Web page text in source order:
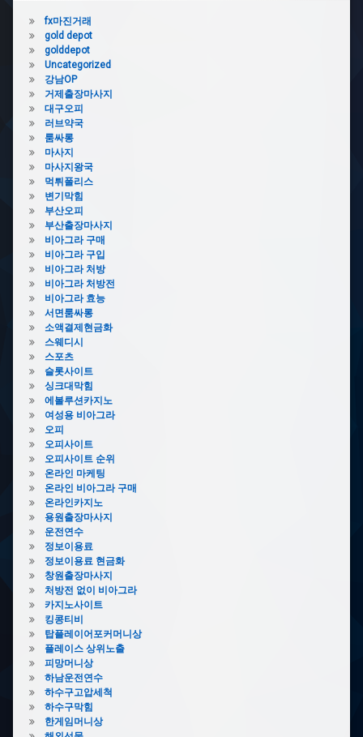
포
토
머
그
컵
포
토
머
그
컵
제
작
fx마진거래
gold depot
golddepot
Uncategorized
강남OP
거제출장마사지
대구오피
러브약국
룸싸롱
마사지
마사지왕국
먹튀폴리스
변기막힘
부산오피
부산출장마사지
비아그라 구매
비아그라 구입
비아그라 처방
비아그라 처방전
비아그라 효능
서면룸싸롱
소액결제현금화
스웨디시
스포츠
슬롯사이트
싱크대막힘
에볼루션카지노
여성용 비아그라
오피
오피사이트
오피사이트 순위
온라인 마케팅
온라인 비아그라 구매
온라인카지노
용원출장마사지
운전연수
정보이용료
정보이용료 현금화
창원출장마사지
처방전 없이 비아그라
카지노사이트
킹콩티비
탑플레이어포커머니상
플레이스 상위노출
피망머니상
하남운전연수
하수구고압세척
하수구막힘
한게임머니상